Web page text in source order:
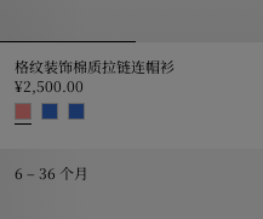
格纹装饰棉质拉链连帽衫
¥2,500.00
6 – 36 个月